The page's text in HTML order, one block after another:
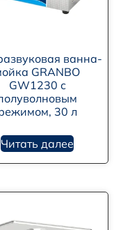
ванна-
GRANBO
GW1230 с
30 л
Читать далее